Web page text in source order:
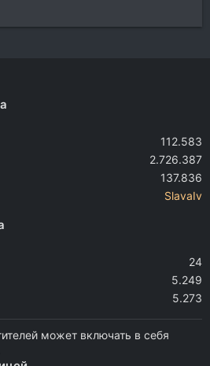
112.583
2.726.387
137.836
SlavaIv
24
5.249
5.273
может включать в себя